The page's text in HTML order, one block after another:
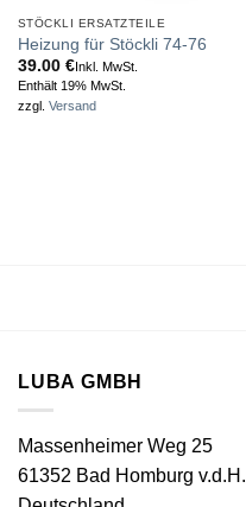
STÖCKLI ERSATZTEILE
Heizung für Stöckli 74-76
39.00 €Inkl. MwSt.
Enthält 19% MwSt.
zzgl. Versand
LUBA GMBH
Massenheimer Weg 25
61352 Bad Homburg v.d.H.